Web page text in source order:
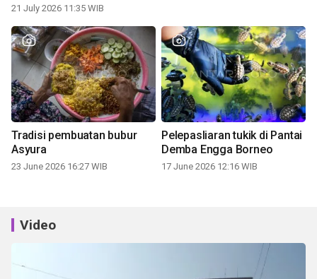
21 July 2026 11:35 WIB
Tradisi pembuatan bubur
Asyura
23 June 2026 16:27 WIB
Pelepasliaran tukik di Pantai
Demba Engga Borneo
17 June 2026 12:16 WIB
Video